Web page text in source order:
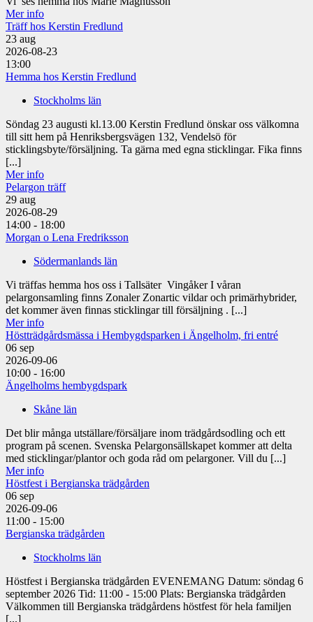
Mer info
Träff hos Kerstin Fredlund
23 aug
2026-08-23
13:00
Hemma hos Kerstin Fredlund
Stockholms län
Söndag 23 augusti kl.13.00 Kerstin Fredlund önskar oss välkomna
till sitt hem på Henriksbergsvägen 132, Vendelsö för
sticklingsbyte/försäljning. Ta gärna med egna sticklingar. Fika finns
[...]
Mer info
Pelargon träff
29 aug
2026-08-29
14:00 - 18:00
Morgan o Lena Fredriksson
Södermanlands län
Vi träffas hemma hos oss i Tallsäter Vingåker I våran
pelargonsamling finns Zonaler Zonartic vildar och primärhybrider,
det kommer även finnas sticklingar till försäljning . [...]
Mer info
Höstträdgårdsmässa i Hembygdsparken i Ängelholm, fri entré
06 sep
2026-09-06
10:00 - 16:00
Ängelholms hembygdspark
Skåne län
Det blir många utställare/försäljare inom trädgårdsodling och ett
program på scenen. Svenska Pelargonsällskapet kommer att delta
med sticklingar/plantor och goda råd om pelargoner. Vill du [...]
Mer info
Höstfest i Bergianska trädgården
06 sep
2026-09-06
11:00 - 15:00
Bergianska trädgården
Stockholms län
Höstfest i Bergianska trädgården EVENEMANG Datum: söndag 6
september 2026 Tid: 11:00 - 15:00 Plats: Bergianska trädgården
Välkommen till Bergianska trädgårdens höstfest för hela familjen
[...]